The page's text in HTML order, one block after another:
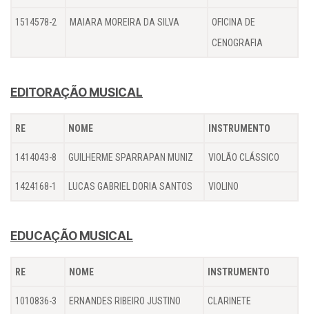
1514578-2 MAIARA MOREIRA DA SILVA
OFICINA DE
CENOGRAFIA
EDITORAÇÃO MUSICAL
RE NOME INSTRUMENTO
1414043-8 GUILHERME SPARRAPAN MUNIZ VIOLÃO CLÁSSICO
1424168-1 LUCAS GABRIEL DORIA SANTOS VIOLINO
EDUCAÇÃO MUSICAL
RE NOME INSTRUMENTO
1010836-3 ERNANDES RIBEIRO JUSTINO CLARINETE